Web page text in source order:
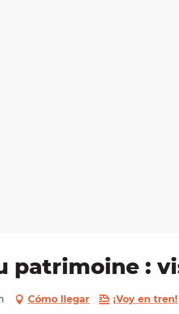
patrimoine :
Cómo llegar ¡Voy en tren!